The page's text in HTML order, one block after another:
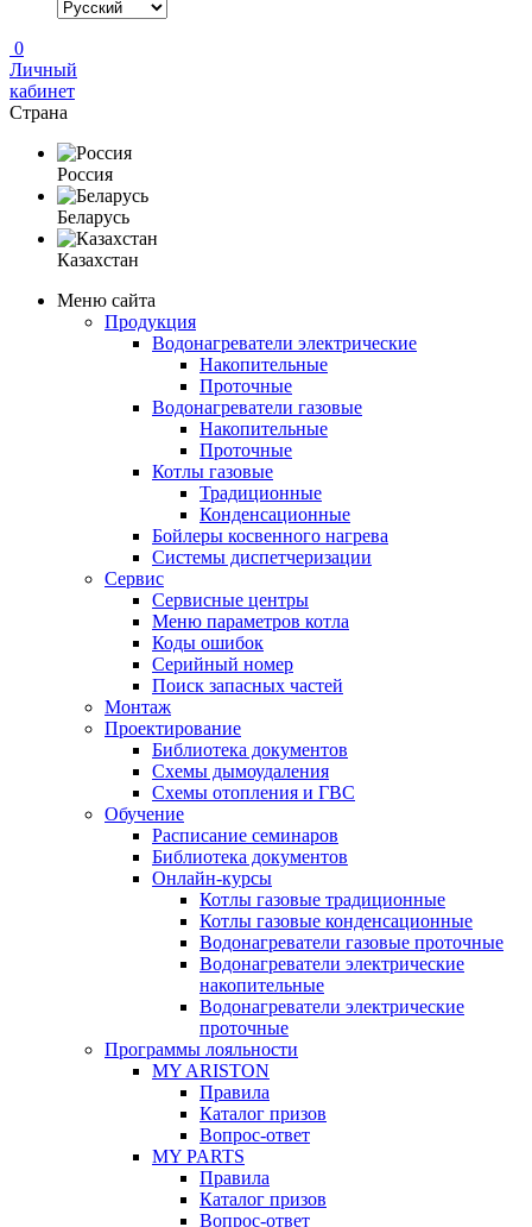
0
Личный
кабинет
Страна
Россия
Беларусь
Казахстан
Меню сайта
Продукция
Водонагреватели электрические
Накопительные
Проточные
Водонагреватели газовые
Накопительные
Проточные
Котлы газовые
Традиционные
Конденсационные
Бойлеры косвенного нагрева
Системы диспетчеризации
Сервис
Сервисные центры
Меню параметров котла
Коды ошибок
Серийный номер
Поиск запасных частей
Монтаж
Проектирование
Библиотека документов
Схемы дымоудаления
Схемы отопления и ГВС
Обучение
Расписание семинаров
Библиотека документов
Онлайн-курсы
Котлы газовые традиционные
Котлы газовые конденсационные
Водонагреватели газовые проточные
Водонагреватели электрические
накопительные
Водонагреватели электрические
проточные
Программы лояльности
MY ARISTON
Правила
Каталог призов
Вопрос-ответ
MY PARTS
Правила
Каталог призов
Вопрос-ответ